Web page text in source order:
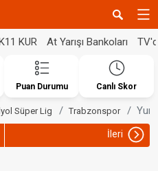
KUR At Yarışı Bankoları
Puan Durumu Canlı Skor
Süper Lig Trabzonspor
İleri